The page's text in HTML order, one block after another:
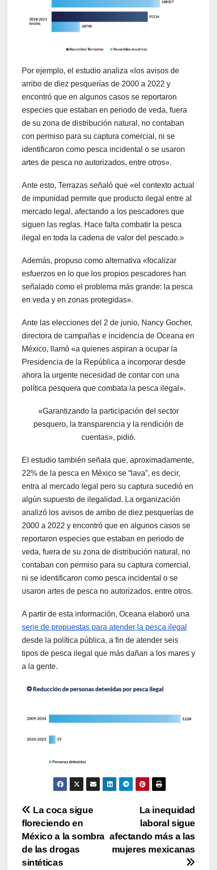
Por ejemplo, el estudio analiza «los avisos de
arribo de diez pesquerías de 2000 a 2022 y
encontró que en algunos casos se reportaron
especies que estaban en periodo de veda, fuera
de su zona de distribución natural, no contaban
con permiso para su captura comercial, ni se
identificaron como pesca incidental o se usaron
artes de pesca no autorizados, entre otros».
Ante esto, Terrazas señaló que «el contexto actual
de impunidad permite que producto ilegal entre al
mercado legal, afectando a los pescadores que
siguen las reglas. Hace falta combatir la pesca
ilegal en toda la cadena de valor del pescado.»
Además, propuso como alternativa «focalizar
esfuerzos en lo que los propios pescadores han
señalado como el problema más grande: la pesca
en veda y en zonas protegidas».
Ante las elecciones del 2 de junio, Nancy Gocher,
directora de campañas e incidencia de Oceana en
México, llamó «a quienes aspiran a ocupar la
Presidencia de la República a incorporar desde
ahora la urgente necesidad de contar con una
política pesquera que combata la pesca ilegal».
«Garantizando la participación del sector
pesquero, la transparencia y la rendición de
cuentas», pidió.
El estudio también señala que, aproximadamente,
22% de la pesca en México se “lava”, es decir,
entra al mercado legal pero su captura sucedió en
algún supuesto de ilegalidad. La organización
analizó los avisos de arribo de diez pesquerías de
2000 a 2022 y encontró que en algunos casos se
reportaron especies que estaban en periodo de
veda, fuera de su zona de distribución natural, no
contaban con permiso para su captura comercial,
ni se identificaron como pesca incidental o se
usaron artes de pesca no autorizados, entre otros.
A partir de esta información, Oceana elaboró una
serie de propuestas para atender la pesca ilegal
desde la política pública, a fin de atender seis
tipos de pesca ilegal que más dañan a los mares y
a la gente.
Navegación
de
entradas
La inequidad
laboral sigue
afectando más a las
mujeres mexicanas
La coca sigue
floreciendo en
México a la sombra
de las drogas
sintéticas